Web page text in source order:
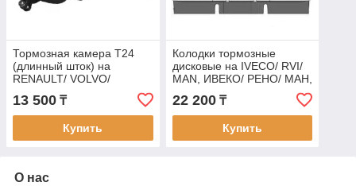
Тормозная камера T24
(длинный шток) на
RENAULT/ VOLVO/
MERCEDES/ DAF/ IVECO/
MAN/ SCANIA/ BPW/
КАМАЗ, РЕНО,
13 500 ₸
Купить
Колодки тормозные
дисковые на IVECO/ RVI/
MAN, ИВЕКО/ РЕНО/ МАН,
MAXPART 113420200001
22 200₸
Купить
О нас